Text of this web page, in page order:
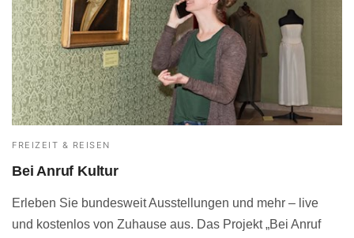
FREIZEIT & REISEN
Bei Anruf Kultur
Erleben Sie bundesweit Ausstellungen und mehr – live
und kostenlos von Zuhause aus. Das Projekt „Bei Anruf